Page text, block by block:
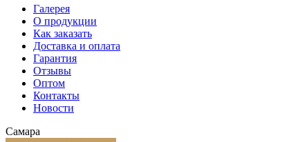
Галерея
О продукции
Как заказать
Доставка и оплата
Гарантия
Отзывы
Оптом
Контакты
Новости
Самара